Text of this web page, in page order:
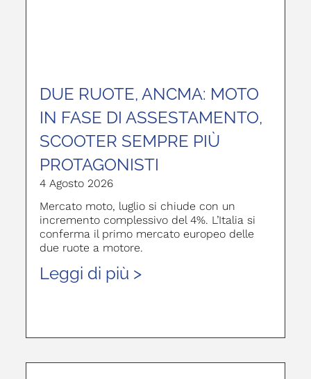
DUE RUOTE, ANCMA: MOTO
IN FASE DI ASSESTAMENTO,
SCOOTER SEMPRE PIÙ
PROTAGONISTI
4 Agosto 2026
Mercato moto, luglio si chiude con un
incremento complessivo del 4%. L’Italia si
conferma il primo mercato europeo delle
due ruote a motore.
Leggi di più >